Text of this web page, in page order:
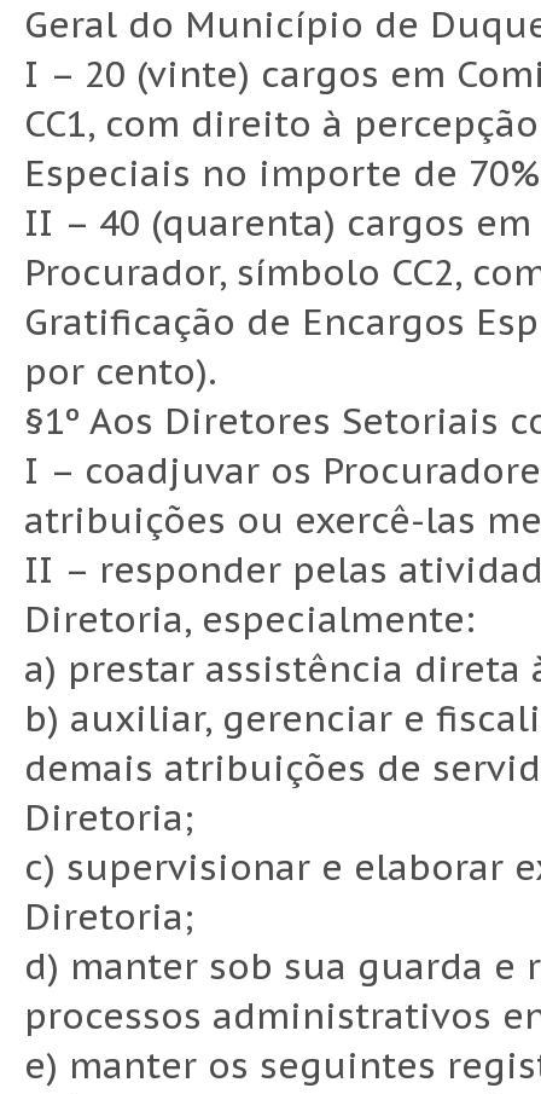
Geral do Município de
I – 20 (vinte) cargos em
CC1, com direito à
Especiais no importe de
II – 40 (quarenta) cargos
Procurador, símbolo CC2,
Gratificação de Encargos
por cento).
§1º Aos Diretores Setoriais
I – coadjuvar os
atribuições ou exercê-las
II – responder pelas
Diretoria, especialmente:
a) prestar assistência direta
b) auxiliar, gerenciar e
demais atribuições de
Diretoria;
c) supervisionar e elaborar
Diretoria;
d) manter sob sua guarda
processos administrativos
e) manter os seguintes